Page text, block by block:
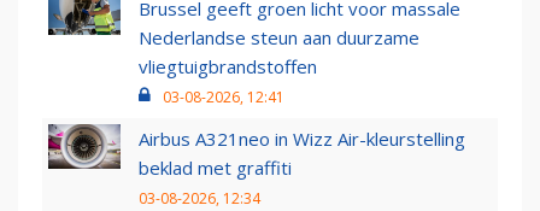
Brussel geeft groen licht voor massale
Nederlandse steun aan duurzame
vliegtuigbrandstoffen
03-08-2026, 12:41
Airbus A321neo in Wizz Air-kleurstelling
beklad met graffiti
03-08-2026, 12:34